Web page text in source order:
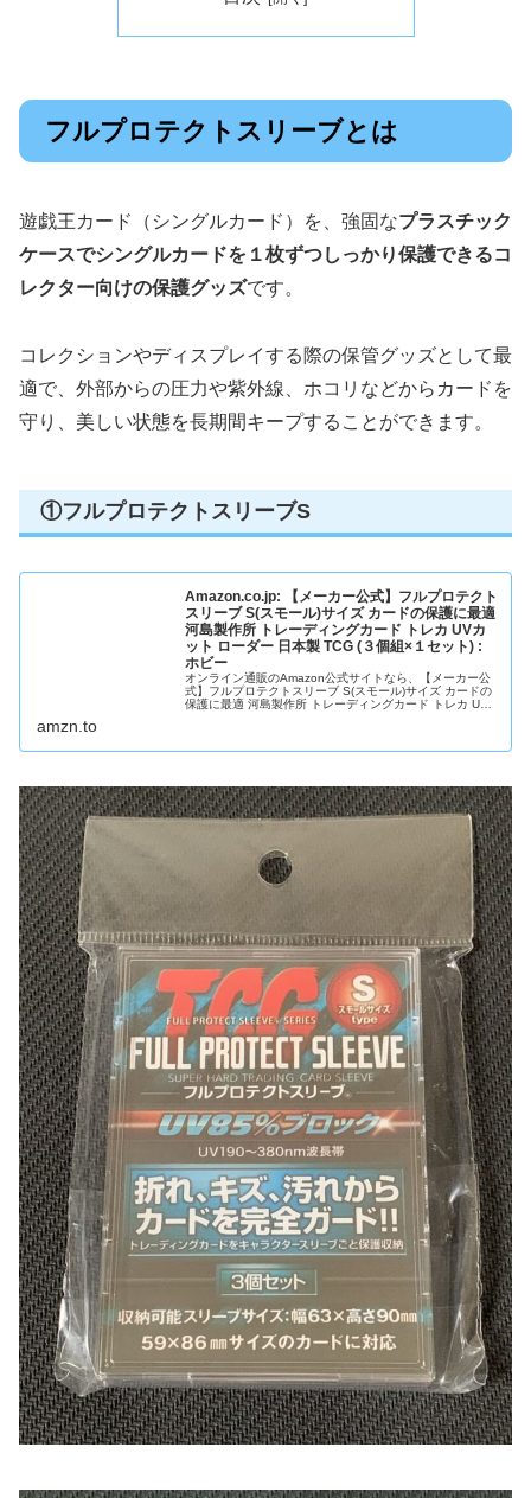
フルプロテクトスリーブとは
遊戯王カード（シングルカード）を、強固なプラスチック
ケースでシングルカードを１枚ずつしっかり保護できるコ
レクター向けの保護グッズです。
コレクションやディスプレイする際の保管グッズとして最
適で、外部からの圧力や紫外線、ホコリなどからカードを
守り、美しい状態を長期間キープすることができます。
①フルプロテクトスリーブS
Amazon.co.jp: 【メーカー公式】フルプロテクト
スリーブ S(スモール)サイズ カードの保護に最適
河島製作所 トレーディングカード トレカ UVカ
ット ローダー 日本製 TCG (３個組×１セット) :
ホビー
オンライン通販のAmazon公式サイトなら、【メーカー公
式】フルプロテクトスリーブ S(スモール)サイズ カードの
保護に最適 河島製作所 トレーディングカード トレカ UV
amzn.to